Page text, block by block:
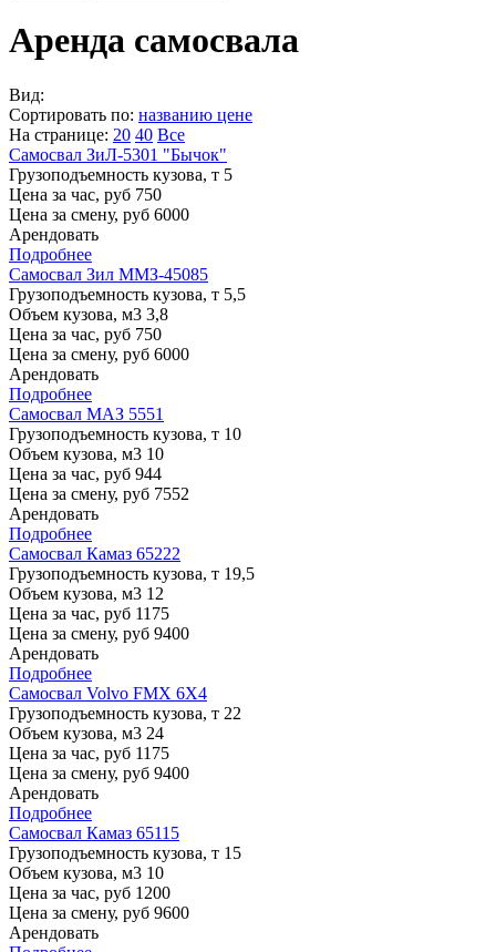
Аренда самосвала
Вид:
Сортировать по: названию цене
На странице: 20 40 Все
Самосвал ЗиЛ-5301 "Бычок"
Грузоподъемность кузова, т 5
Цена за час, руб 750
Цена за смену, руб 6000
Арендовать
Подробнее
Самосвал Зил ММЗ-45085
Грузоподъемность кузова, т 5,5
Объем кузова, м3 3,8
Цена за час, руб 750
Цена за смену, руб 6000
Арендовать
Подробнее
Самосвал МАЗ 5551
Грузоподъемность кузова, т 10
Объем кузова, м3 10
Цена за час, руб 944
Цена за смену, руб 7552
Арендовать
Подробнее
Самосвал Камаз 65222
Грузоподъемность кузова, т 19,5
Объем кузова, м3 12
Цена за час, руб 1175
Цена за смену, руб 9400
Арендовать
Подробнее
Самосвал Volvo FMX 6X4
Грузоподъемность кузова, т 22
Объем кузова, м3 24
Цена за час, руб 1175
Цена за смену, руб 9400
Арендовать
Подробнее
Самосвал Камаз 65115
Грузоподъемность кузова, т 15
Объем кузова, м3 10
Цена за час, руб 1200
Цена за смену, руб 9600
Арендовать